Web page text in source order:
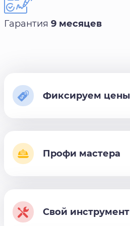
Гарантия 9 месяцев
Фиксируем цены
Профи мастера
Свой инструмент